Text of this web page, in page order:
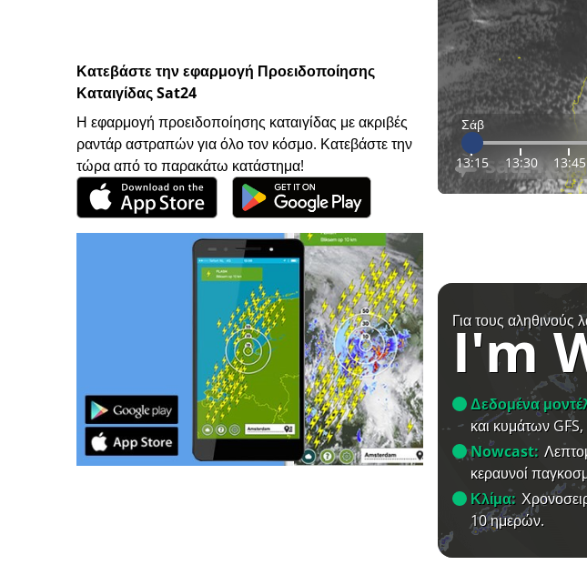
Κατεβάστε την εφαρμογή Προειδοποίησης
Καταιγίδας Sat24
Η εφαρμογή προειδοποίησης καταιγίδας με ακριβές
ραντάρ αστραπών για όλο τον κόσμο. Κατεβάστε την
τώρα από το παρακάτω κατάστημα!
Σάβ
13:15 13:30 13:45
Για τους αληθινούς
I'm
Δεδομένα
και κυμάτων
Nowcast:
κεραυνοί
Κλίμα:
10 ημερών.